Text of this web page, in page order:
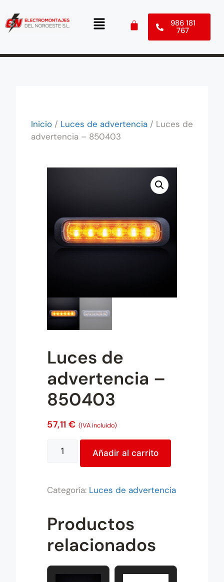
986 181
767
Inicio / Luces de advertencia / Luces de
advertencia – 850403
Luces de
advertencia –
850403
57,11 € (IVA incluido)
Añadir al carrito
t
r
e
Categoría: Luces de advertencia
Productos
relacionados